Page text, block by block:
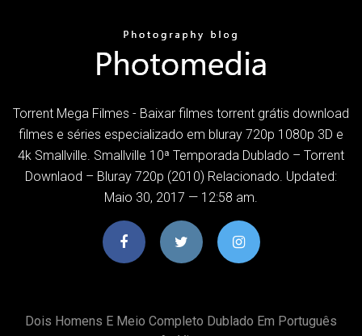
Torrent Mega Filmes - Baixar filmes torrent grátis download
filmes e séries especializado em bluray 720p 1080p 3D e
4k Smallville. Smallville 10ª Temporada Dublado – Torrent
Downlaod – Bluray 720p (2010) Relacionado. Updated:
Maio 30, 2017 — 12:58 am.
Dois Homens E Meio Completo Dublado Em Português